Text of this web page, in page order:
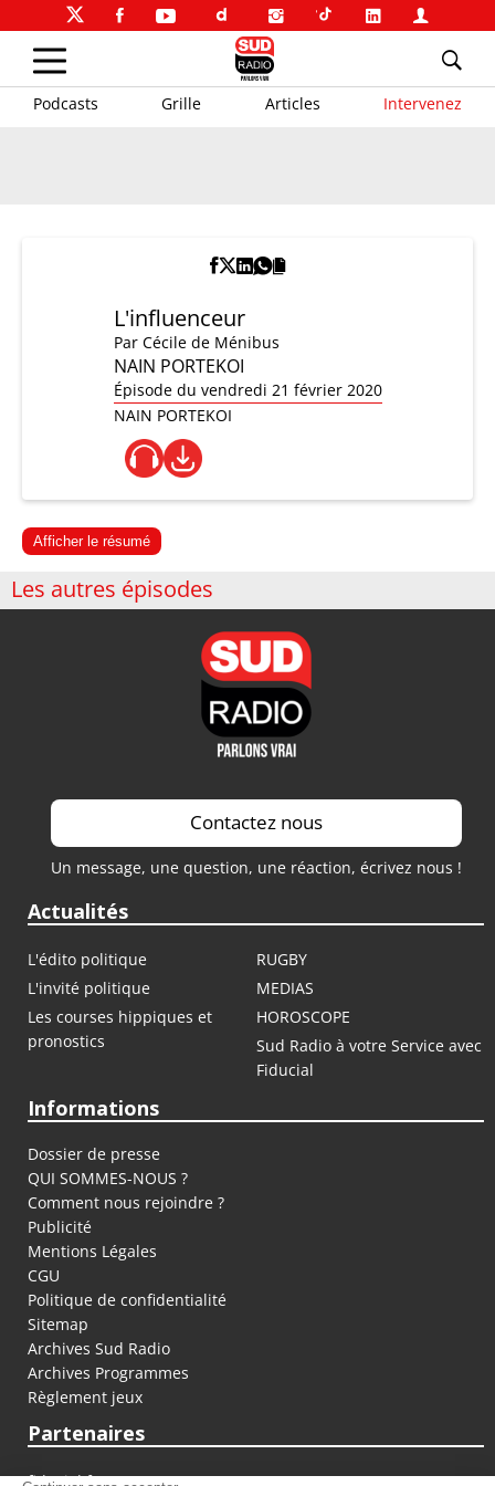
Podcasts Grille Articles Intervenez
L'influenceur
Par Cécile de Ménibus
NAIN PORTEKOI
Épisode du vendredi 21 février 2020
NAIN PORTEKOI
Afficher le résumé
Les autres épisodes
Contactez nous
Un message, une question, une réaction, écrivez nous !
Actualités
L'édito politique
RUGBY
L'invité politique
MEDIAS
Les courses hippiques et
pronostics
HOROSCOPE
Sud Radio à votre Service avec
Fiducial
Informations
Dossier de presse
QUI SOMMES-NOUS ?
Comment nous rejoindre ?
Publicité
Mentions Légales
CGU
Politique de confidentialité
Sitemap
Archives Sud Radio
Archives Programmes
Règlement jeux
Partenaires
fiducial.fr